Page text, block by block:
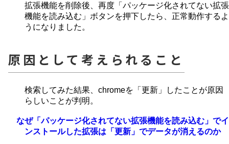
拡張機能を削除後、再度「パッケージ化されてない拡張
機能を読み込む」ボタンを押下したら、正常動作するよ
うになりました。
原因として考えられること
検索してみた結果、chromeを「更新」したことが原因
らしいことが判明。
なぜ「パッケージ化されてない拡張機能を読み込む」でイ
ンストールした拡張は「更新」でデータが消えるのか